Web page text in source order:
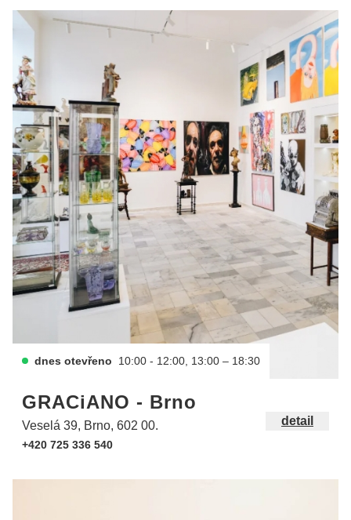
dnes otevřeno 10:00 - 12:00, 13:00 – 18:30
GRACiANO - Brno
Veselá 39, Brno, 602 00.
+420 725 336 540
detail